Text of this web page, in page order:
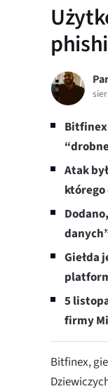
Atak
którego
Giełda
5
firmy
Bitfinex,